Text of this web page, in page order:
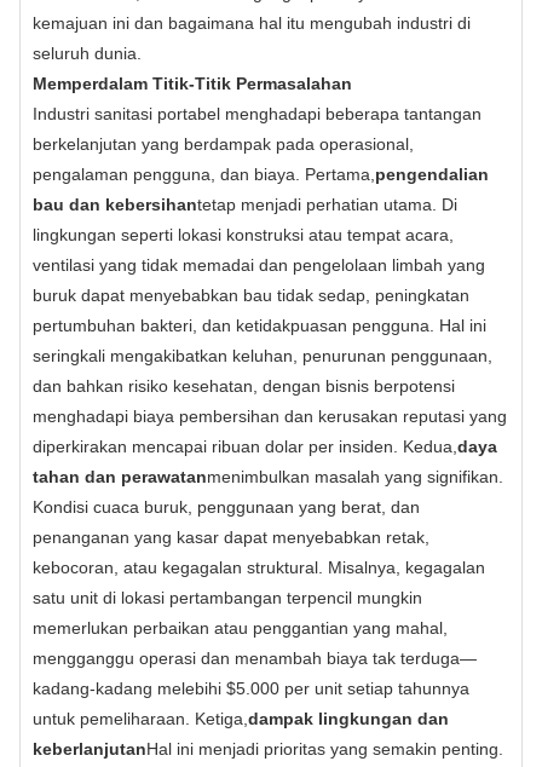
kemajuan ini dan bagaimana hal itu mengubah industri di
seluruh dunia.
Memperdalam Titik-Titik Permasalahan
Industri sanitasi portabel menghadapi beberapa tantangan
berkelanjutan yang berdampak pada operasional,
pengalaman pengguna, dan biaya. Pertama, pengendalian
bau dan kebersihantetap menjadi perhatian utama. Di
lingkungan seperti lokasi konstruksi atau tempat acara,
ventilasi yang tidak memadai dan pengelolaan limbah yang
buruk dapat menyebabkan bau tidak sedap, peningkatan
pertumbuhan bakteri, dan ketidakpuasan pengguna. Hal ini
seringkali mengakibatkan keluhan, penurunan penggunaan,
dan bahkan risiko kesehatan, dengan bisnis berpotensi
menghadapi biaya pembersihan dan kerusakan reputasi yang
diperkirakan mencapai ribuan dolar per insiden. Kedua, daya
tahan dan perawatanmenimbulkan masalah yang signifikan.
Kondisi cuaca buruk, penggunaan yang berat, dan
penanganan yang kasar dapat menyebabkan retak,
kebocoran, atau kegagalan struktural. Misalnya, kegagalan
satu unit di lokasi pertambangan terpencil mungkin
memerlukan perbaikan atau penggantian yang mahal,
mengganggu operasi dan menambah biaya tak terduga—
kadang-kadang melebihi $5.000 per unit setiap tahunnya
untuk pemeliharaan. Ketiga, dampak lingkungan dan
keberlanjutanHal ini menjadi prioritas yang semakin penting.